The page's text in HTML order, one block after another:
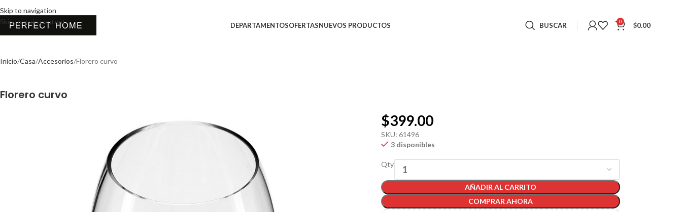
Skip to navigation
Skip to main content
DEPARTAMENTOSOFERTASNUEVOS PRODUCTOS BUSCAR 0 $0.00
Inicio Casa Accesorios Florero curvo
Florero curvo
$399.00
SKU:61496
3 disponibles
Qty
AÑADIR AL CARRITO
COMPRAR AHORA